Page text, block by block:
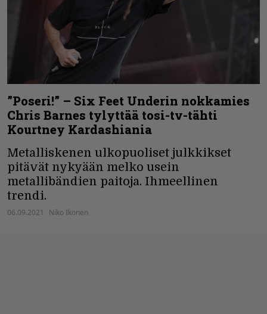
”Poseri!” – Six Feet Underin nokkamies
Chris Barnes tylyttää tosi-tv-tähti
Kourtney Kardashiania
Metalliskenen ulkopuoliset julkkikset
pitävät nykyään melko usein
metallibändien paitoja. Ihmeellinen
trendi.
06.09.2021 Niko Ikonen